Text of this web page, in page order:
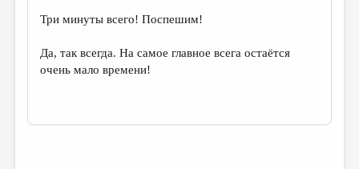
Три минуты всего! Поспешим!
Да, так всегда. На самое главное всега остаётся
очень мало времени!